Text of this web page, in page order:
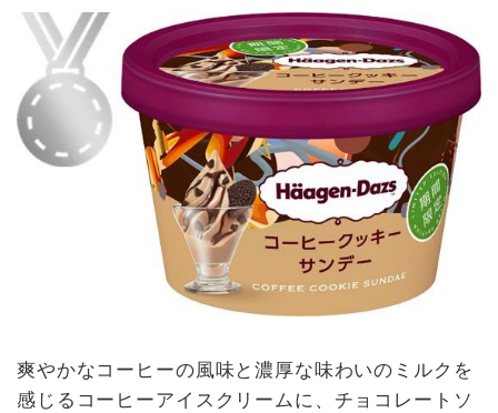
爽やかなコーヒーの風味と濃厚な味わいのミルクを
感じるコーヒーアイスクリームに、チョコレートソ